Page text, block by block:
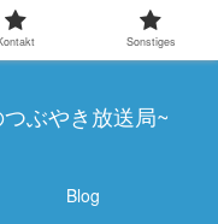
ぶやき放送局~
Blog
Sonstiges